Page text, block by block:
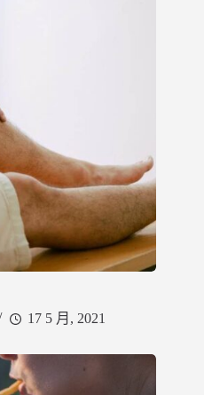
17 5 月, 2021